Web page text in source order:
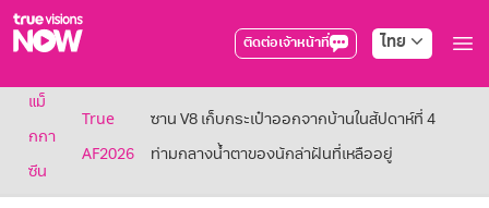
ติดต่อเจ้าหน้าที่ ไทย
True AF2026
แพ็กเกจ
NOW SPORTS
แม็
กกา
ซีน
True
AF2026
ซาน V8 เก็บกระเป๋าออกจากบ้านในสัปดาห์ที่ 4
ท่ามกลางน้ำตาของนักล่าฝันที่เหลืออยู่